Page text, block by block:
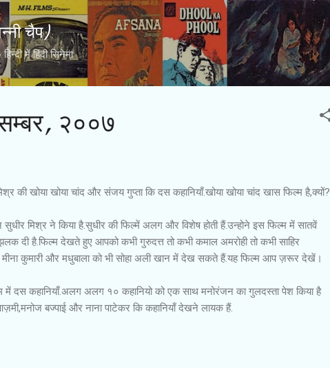
Skip to main content
चैप)
में हिंदी सिनेमा
२००७
की खोया खोया चांद और संजय गुप्ता कि दस कहानियाँ.खोया खोया चांद खास फिल्म है,क्यों?
मिश्र ने किया है.सुधीर की फिल्में अलग और विशेष होती हैं.उन्होने इस फिल्म में सातवें
दी है.फिल्म देखते हुए आपको कभी गुरुदत्त तो कभी कमाल अमरोही तो कभी साहिर
कुमारी और मधुबाला को भी सोहा अली खान में देख सकते हैं.यह फिल्म आप ज़रूर देखें।
में दस कहानियाँ.अलग अलग १० कहानियो को एक साथ मनोरंजन का गुलदस्ता पेश किया है
बज्पाई और नाना पाटेकर कि कहानियाँ देखने लायक हैं.